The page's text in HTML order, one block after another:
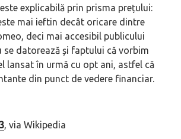
explicabilă prin prisma prețului:
mai ieftin decât oricare dintre
deci mai accesibil publicului
se datorează și faptului că vorbim
lansat în urmă cu opt ani, astfel că
din punct de vedere financiar.
, via Wikipedia